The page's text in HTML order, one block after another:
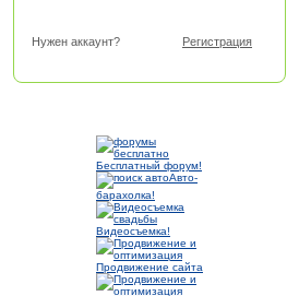
Нужен аккаунт? Регистрация
Бесплатный форум!
Авто-
барахолка!
Видеосъемка!
Продвижение сайта